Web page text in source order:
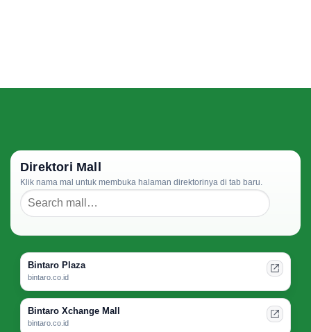
Direktori Mall
Klik nama mal untuk membuka halaman direktorinya di tab baru.
Bintaro Plaza
bintaro.co.id
Bintaro Xchange Mall
bintaro.co.id